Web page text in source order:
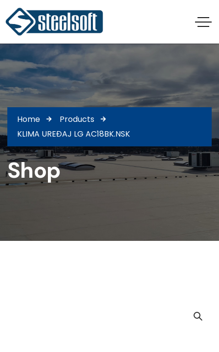
Home
Products
KLIMA UREĐAJ LG AC18BK.NSK
Shop